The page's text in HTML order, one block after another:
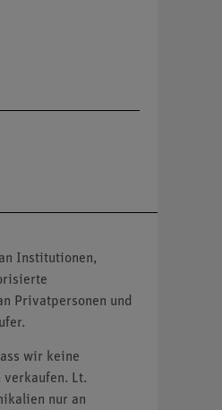
Institutionen,
Privatpersonen und
wir keine
verkaufen. Lt.
nur an